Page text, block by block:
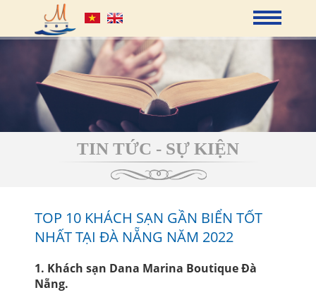
TIN TỨC - SỰ KIỆN
TOP 10 KHÁCH SẠN GẦN BIỂN TỐT
NHẤT TẠI ĐÀ NẴNG NĂM 2022
1. Khách sạn Dana Marina Boutique Đà
Nẵng.